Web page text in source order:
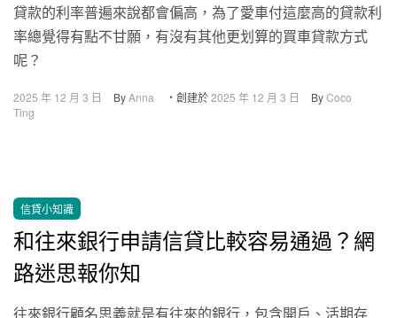
貸款的利率普遍來說都會偏高，為了愛車付這麼高的貸款利
率總覺得有點不甘願，有沒有其他更划算的買車貸款方式
呢？
2025 年 12 月 3 日 ByAnna ・創建於2025 年 12 月 3 日 ByCoco
Ting
信貸小知識
和往來銀行申請信貸比較容易通過？網
路迷思報你知
往來銀行顧名思義就是有往來的銀行，包含開戶、活期存